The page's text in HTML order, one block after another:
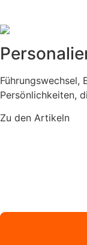
Führungswechsel,
Persönlichkeiten,
Zu den Artikeln